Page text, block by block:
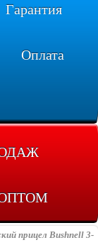
Гарантия
Оплата
прицел Bushnell 3-